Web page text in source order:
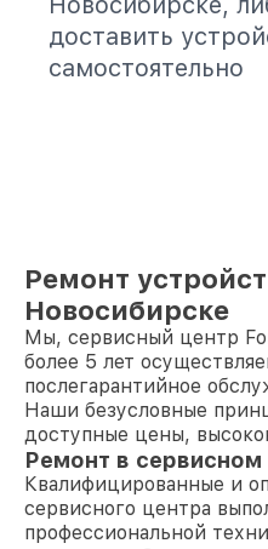
доставить
самостоятельно
Ремонт
Новосибирске
Мы, сервисный центр
более 5 лет
послегарантийное
Наши безусловные
доступные цены,
Ремонт в сервисном
Квалифицированные и
сервисного центра
профессиональной